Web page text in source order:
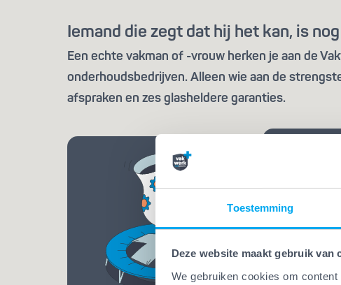
Toestemming
Deze website maakt gebruik van
We gebruiken cookies om
Iemand die zegt dat hij het kan, is
Een echte vakman of -vrouw herken je aan de
onderhoudsbedrijven. Alleen wie aan de
afspraken en zes glasheldere garanties.